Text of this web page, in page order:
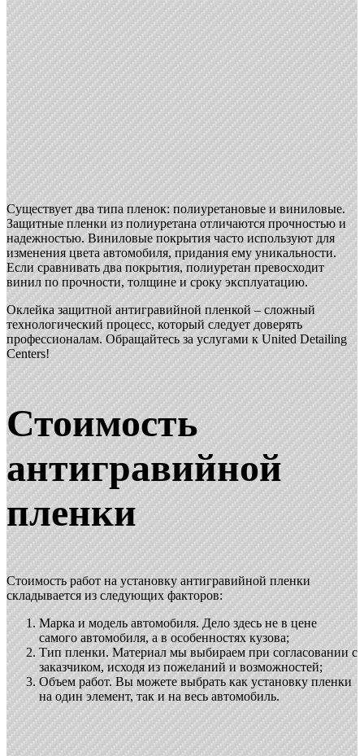
Существует два типа пленок: полиуретановые и виниловые.
Защитные пленки из полиуретана отличаются прочностью и
надежностью. Виниловые покрытия часто используют для
изменения цвета автомобиля, придания ему уникальности.
Если сравнивать два покрытия, полиуретан превосходит
винил по прочности, толщине и сроку эксплуатацию.
Оклейка защитной антигравийной пленкой – сложный
технологический процесс, который следует доверять
профессионалам. Обращайтесь за услугами кUnited Detailing
Centers!
Стоимость
антигравийной
пленки
Стоимость работ на установку антигравийной пленки
складывается из следующих факторов:
Марка и модель автомобиля. Дело здесь не в цене
самого автомобиля, а в особенностях кузова;
Тип пленки. Материал мы выбираем при согласовании с
заказчиком, исходя из пожеланий и возможностей;
Объем работ. Вы можете выбрать как установку пленки
на один элемент, так и на весь автомобиль.